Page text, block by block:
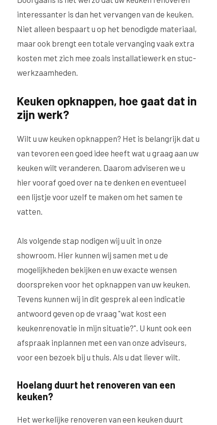
interessanter is dan het vervangen van de keuken.
Niet alleen bespaart u op het benodigde materiaal,
maar ook brengt een totale vervanging vaak extra
kosten met zich mee zoals installatiewerk en stuc-
werkzaamheden.
Keuken opknappen, hoe gaat dat in
zijn werk?
Wilt u uw keuken opknappen? Het is belangrijk dat u
van tevoren een goed idee heeft wat u graag aan uw
keuken wilt veranderen. Daarom adviseren we u
hier vooraf goed over na te denken en eventueel
een lijstje voor uzelf te maken om het samen te
vatten.
Als volgende stap nodigen wij u uit in onze
showroom. Hier kunnen wij samen met u de
mogelijkheden bekijken en uw exacte wensen
doorspreken voor het opknappen van uw keuken.
Tevens kunnen wij in dit gesprek al een indicatie
antwoord geven op de vraag "wat kost een
keukenrenovatie in mijn situatie?". U kunt ook een
afspraak inplannen met een van onze adviseurs,
voor een bezoek bij u thuis. Als u dat liever wilt.
Hoelang duurt het renoveren van een
keuken?
Het werkelijke renoveren van een keuken duurt